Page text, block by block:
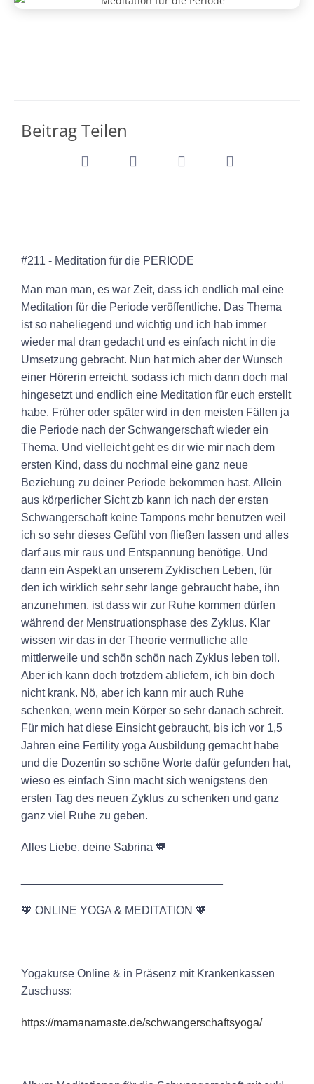
Beitrag Teilen
#211 - Meditation für die PERIODE
Man man man, es war Zeit, dass ich endlich mal eine
Meditation für die Periode veröffentliche. Das Thema
ist so naheliegend und wichtig und ich hab immer
wieder mal dran gedacht und es einfach nicht in die
Umsetzung gebracht. Nun hat mich aber der Wunsch
einer Hörerin erreicht, sodass ich mich dann doch mal
hingesetzt und endlich eine Meditation für euch erstellt
habe. Früher oder später wird in den meisten Fällen ja
die Periode nach der Schwangerschaft wieder ein
Thema. Und vielleicht geht es dir wie mir nach dem
ersten Kind, dass du nochmal eine ganz neue
Beziehung zu deiner Periode bekommen hast. Allein
aus körperlicher Sicht zb kann ich nach der ersten
Schwangerschaft keine Tampons mehr benutzen weil
ich so sehr dieses Gefühl von fließen lassen und alles
darf aus mir raus und Entspannung benötige. Und
dann ein Aspekt an unserem Zyklischen Leben, für
den ich wirklich sehr sehr lange gebraucht habe, ihn
anzunehmen, ist dass wir zur Ruhe kommen dürfen
während der Menstruationsphase des Zyklus. Klar
wissen wir das in der Theorie vermutliche alle
mittlerweile und schön schön nach Zyklus leben toll.
Aber ich kann doch trotzdem abliefern, ich bin doch
nicht krank. Nö, aber ich kann mir auch Ruhe
schenken, wenn mein Körper so sehr danach schreit.
Für mich hat diese Einsicht gebraucht, bis ich vor 1,5
Jahren eine Fertility yoga Ausbildung gemacht habe
und die Dozentin so schöne Worte dafür gefunden hat,
wieso es einfach Sinn macht sich wenigstens den
ersten Tag des neuen Zyklus zu schenken und ganz
ganz viel Ruhe zu geben.
Alles Liebe, deine Sabrina 🧡
🧡 ONLINE YOGA & MEDITATION 🧡
Yogakurse Online & in Präsenz mit Krankenkassen
Zuschuss:
⁠⁠⁠⁠https://mamanamaste.de/schwangerschaftsyoga/⁠⁠⁠⁠